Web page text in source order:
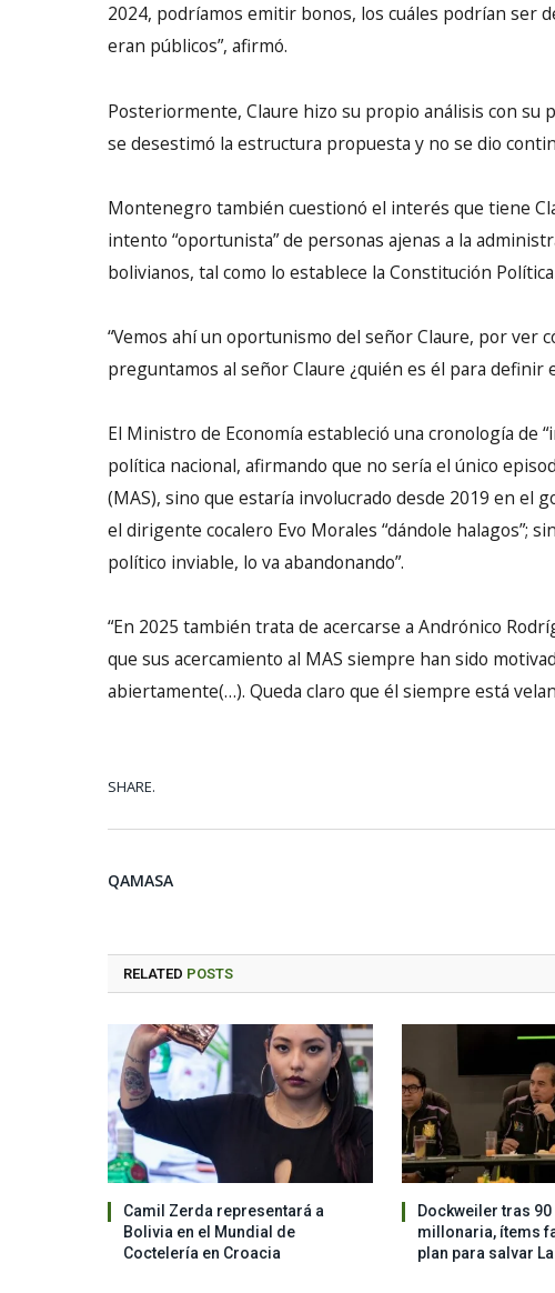
2024, podríamos emitir bonos, los cuáles podrían ser
eran públicos”, afirmó.
Posteriormente, Claure hizo su propio análisis con su
se desestimó la estructura propuesta y no se dio
Montenegro también cuestionó el interés que tiene
intento “oportunista” de personas ajenas a la
bolivianos, tal como lo establece la Constitución Política
“Vemos ahí un oportunismo del señor Claure, por ver
preguntamos al señor Claure ¿quién es él para
El Ministro de Economía estableció una cronología de
política nacional, afirmando que no sería el único
(MAS), sino que estaría involucrado desde 2019 en el
el dirigente cocalero Evo Morales “dándole halagos”;
político inviable, lo va abandonando”.
“En 2025 también trata de acercarse a Andrónico
que sus acercamiento al MAS siempre han sido
abiertamente(…). Queda claro que él siempre está
SHARE.
QAMASA
RELATED POSTS
Camil Zerda representará a
Bolivia en el Mundial de
Coctelería en Croacia
Dockweiler tras
millonaria, ítems
plan para salvar